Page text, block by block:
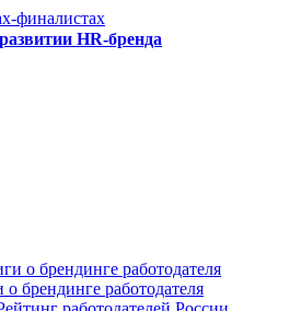
финалистах
HR-бренда
брендинге работодателя